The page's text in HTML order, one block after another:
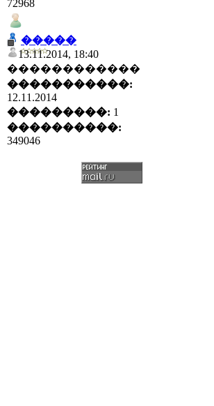
72968
�����
13.11.2014, 18:40
������������
�����������:
12.11.2014
���������: 1
����������:
349046